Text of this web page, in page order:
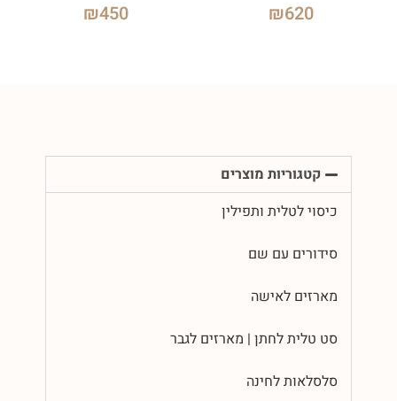
₪620
₪450
קטגוריות מוצרים
כיסוי לטלית ותפילין
סידורים עם שם
מארזים לאישה
סט טלית לחתן | מארזים לגבר
סלסלאות לחינה